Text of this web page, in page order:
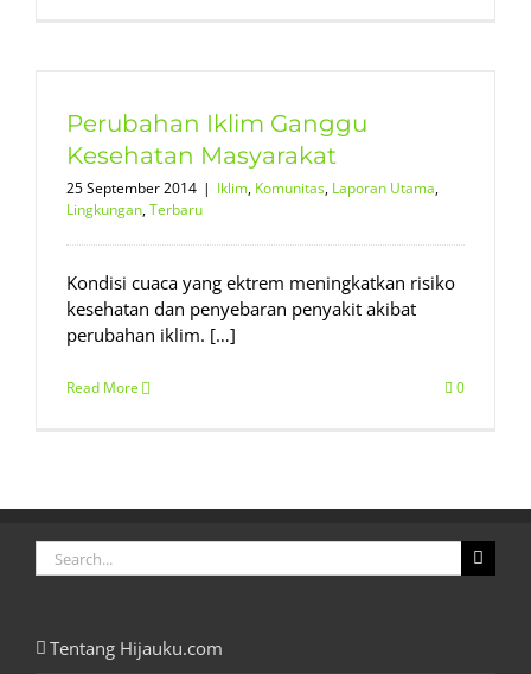
Perubahan Iklim Ganggu
Kesehatan Masyarakat
25 September 2014 | Iklim, Komunitas, Laporan Utama,
Lingkungan,Terbaru
Kondisi cuaca yang ektrem meningkatkan risiko
kesehatan dan penyebaran penyakit akibat
perubahan iklim. […]
Read More 0
Search
for:
Tentang Hijauku.com